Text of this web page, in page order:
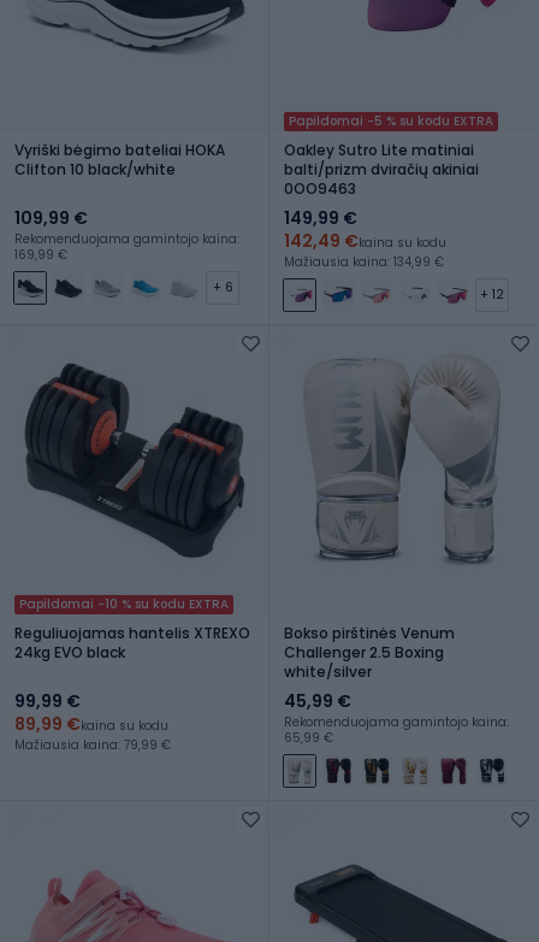
Vyriški bėgimo bateliai HOKA
Clifton 10 black/white
109,99 €
Rekomenduojama gamintojo kaina:
169,99 €
+ 6
Papildomai -5 % su kodu EXTRA
Oakley Sutro Lite matiniai
balti/prizm dviračių akiniai
0OO9463
149,99 €
142,49 €kaina su kodu
Mažiausia kaina: 134,99 €
+ 12
Papildomai -10 % su kodu EXTRA
Reguliuojamas hantelis XTREXO
24kg EVO black
99,99 €
89,99 €kaina su kodu
Mažiausia kaina: 79,99 €
Bokso pirštinės Venum
Challenger 2.5 Boxing
white/silver
45,99 €
Rekomenduojama gamintojo kaina:
65,99 €